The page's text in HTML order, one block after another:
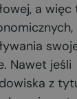
a
Nawet jeśli
z